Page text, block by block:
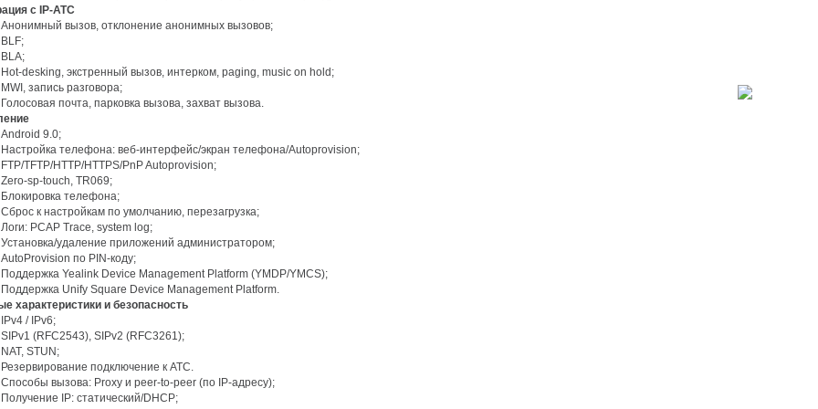
с IP-АТС
Анонимный вызов, отклонение анонимных вызовов;
BLF;
BLA;
Hot-desking, экстренный вызов, интерком, paging, music on hold;
MWI, запись разговора;
Голосовая почта, парковка вызова, захват вызова.
Android 9.0;
Настройка телефона: веб-интерфейс/экран телефона/Autoprovision;
FTP/TFTP/HTTP/HTTPS/PnP Autoprovision;
Zero-sp-touch, TR069;
Блокировка телефона;
Сброс к настройкам по умолчанию, перезагрузка;
Логи: PCAP Trace, system log;
Установка/удаление приложений администратором;
AutoProvision по PIN-коду;
Поддержка Yealink Device Management Platform (YMDP/YMCS);
Поддержка Unify Square Device Management Platform.
характеристики и безопасность
IPv4 / IPv6;
SIPv1 (RFC2543), SIPv2 (RFC3261);
NAT, STUN;
Резервирование подключение к АТС.
Способы вызова: Proxy и peer-to-peer (по IP-адресу);
Получение IP: статический/DHCP;